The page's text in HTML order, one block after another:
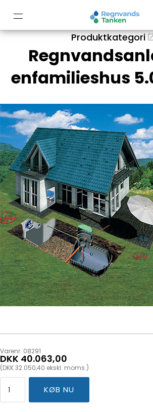
Produktkategori
enfamilieshus
Varenr. 08291
DKK 40.063,00
(DKK 32.050,40 ekskl. moms.)